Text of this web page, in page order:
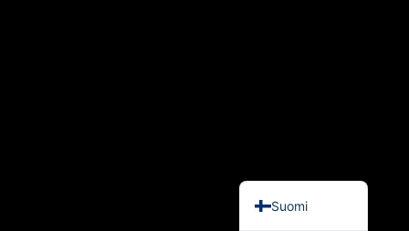
Suomi